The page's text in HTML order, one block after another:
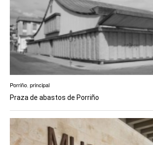
Porriño principal
Praza de abastos de Porriño